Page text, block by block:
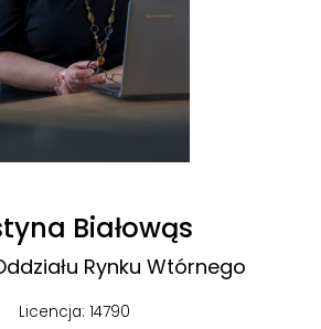
Białowąs
Rynku Wtórnego
Licencja: 14790